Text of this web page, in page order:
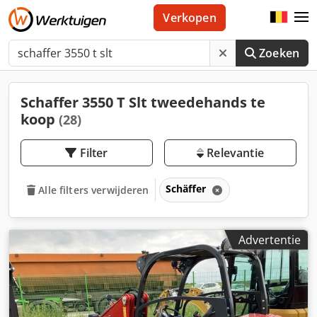
Zoeken
Verkopen
Schaffer 3550 T Slt tweedehands te
koop (28)
Filter Relevantie
Alle filters verwijderen Schäffer
Advertentie